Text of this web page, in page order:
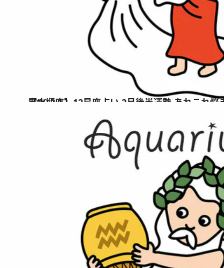
2020.2.12
【水瓶座】12星座占い 2月後半運勢 あれこれ悩まないことで運気上昇！
占い